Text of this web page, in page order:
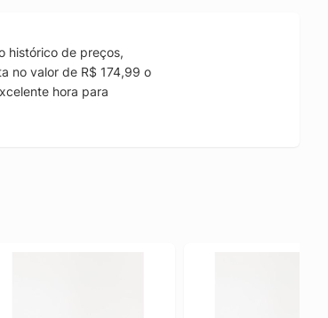
histórico de preços,
no valor de R$ 174,99 o
hora para